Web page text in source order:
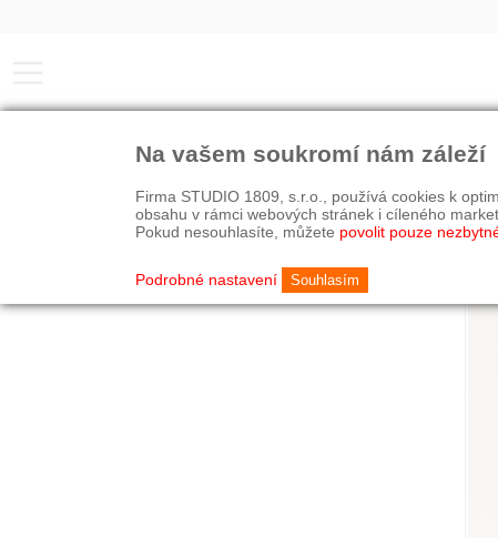
Na vašem soukromí nám záleží
Firma STUDIO 1809, s.r.o., používá cookies k
obsahu v rámci webových stránek i cíleného
Pokud nesouhlasíte, můžete povolit pouze
Podrobné nastavení Souhlasím